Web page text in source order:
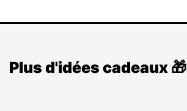
Plus d'idées cadeaux 🎁